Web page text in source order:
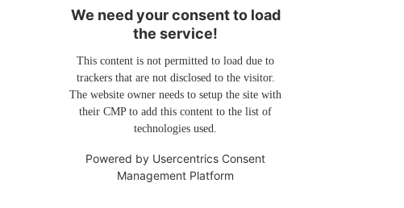
We need your consent to load
the service!
This content is not permitted to load due to
trackers that are not disclosed to the visitor.
The website owner needs to setup the site with
their CMP to add this content to the list of
technologies used.
Powered by Usercentrics Consent
Management Platform